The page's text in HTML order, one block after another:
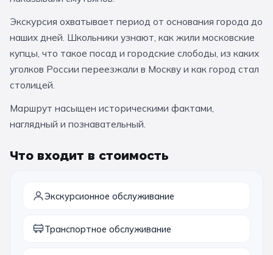
Усадьбы и заповедники Экологические
Народные промыслы Интерактивные
Квесты
🎓 ПО КЛАССАМ
Начальные классы
Рязань Мурманск Волгоград
Экскурсия охватывает период от основания города до
наших дней. Школьники узнают, как жили московские
купцы, что такое посад и городские слободы, из каких
уголков России переезжали в Москву и как город стал
столицей.
Маршрут насыщен историческими фактами,
наглядный и познавательный.
Что входит в стоимость
Экскурсионное обслуживание
Транспортное обслуживание